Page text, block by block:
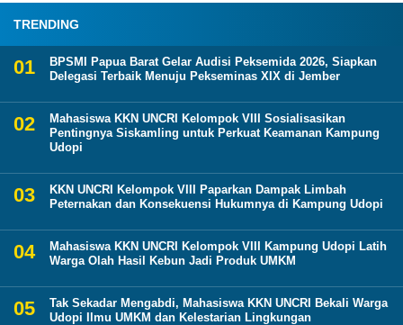
TRENDING
BPSMI Papua Barat Gelar Audisi Peksemida 2026, Siapkan
Delegasi Terbaik Menuju Pekseminas XIX di Jember
Mahasiswa KKN UNCRI Kelompok VIII Sosialisasikan
Pentingnya Siskamling untuk Perkuat Keamanan Kampung
Udopi
KKN UNCRI Kelompok VIII Paparkan Dampak Limbah
Peternakan dan Konsekuensi Hukumnya di Kampung Udopi
Mahasiswa KKN UNCRI Kelompok VIII Kampung Udopi Latih
Warga Olah Hasil Kebun Jadi Produk UMKM
Tak Sekadar Mengabdi, Mahasiswa KKN UNCRI Bekali Warga
Udopi Ilmu UMKM dan Kelestarian Lingkungan